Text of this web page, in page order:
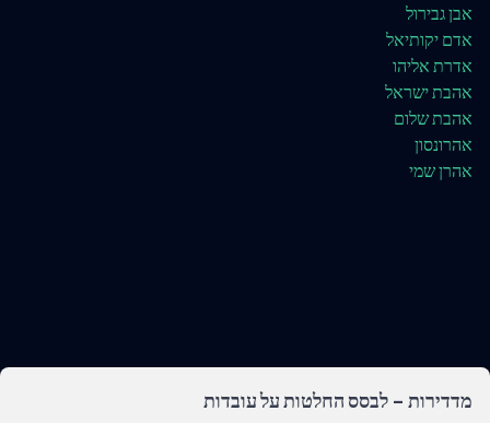
אבן גבירול
אדם יקותיאל
אדרת אליהו
אהבת ישראל
אהבת שלום
אהרונסון
אהרן שמי
מדדירות - לבסס החלטות על עובדות